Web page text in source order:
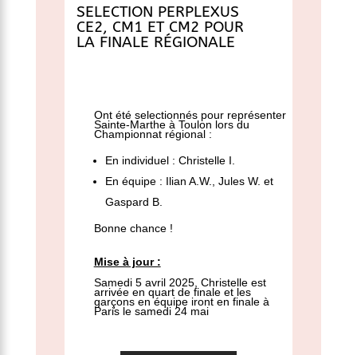
SELECTION PERPLEXUS
CE2, CM1 ET CM2 POUR
LA FINALE RÉGIONALE
Ont été selectionnés pour représenter
Sainte-Marthe à Toulon lors du
Championnat régional :
En individuel : Christelle I.
En équipe : Ilian A.W., Jules W. et
Gaspard B.
Bonne chance !
Mise à jour :
Samedi 5 avril 2025, Christelle est
arrivée en quart de finale et les
garçons en équipe iront en finale à
Paris le samedi 24 mai